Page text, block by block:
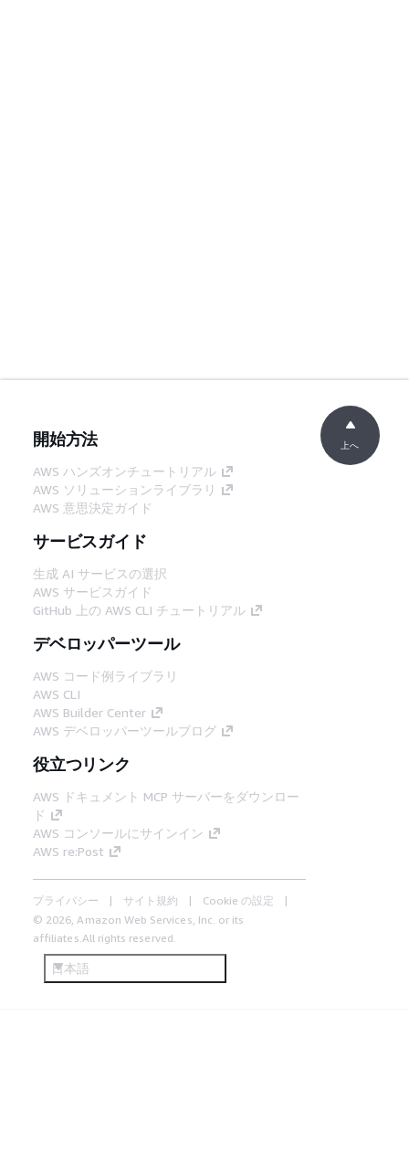
開始方法
AWS ハンズオンチュートリアル
AWS ソリューションライブラリ
AWS 意思決定ガイド
サービスガイド
生成 AI サービスの選択
AWS サービスガイド
GitHub 上の AWS CLI チュートリアル
デベロッパーツール
AWS コード例ライブラリ
AWS CLI
AWS Builder Center
AWS デベロッパーツールブログ
役立つリンク
AWS ドキュメント MCP サーバーをダウンロー
ド
AWS コンソールにサインイン
AWS re:Post
プライバシー サイト規約
Cookie の設定
© 2026, Amazon Web Services, Inc. or its
affiliates.All rights reserved.
日本語
上へ